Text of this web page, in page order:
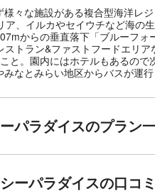
々な施設がある複合型海洋レ
、イルカやセイウチなど海の
からの垂直落下「ブルーフォ
トラン&ファストフードエリ
と。園内にはホテルもあるの
なとみらい地区からバスが運
パラダイスのプラン
ーパラダイスの口コミ